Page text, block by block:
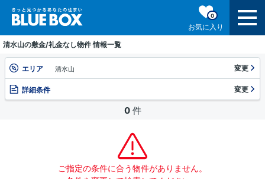
お気に入り
0
清水山の敷金/礼金なし物件 情報一覧
エリア 清水山 変更
詳細条件 変更
0 件
ご指定の条件に合う物件がありません。